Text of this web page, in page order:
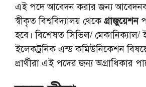
এই পদে আবেদন করার জন্য
স্বীকৃত বিশ্ববিদ্যালয় থেকেগ্রাজুয়েশন
হবে। বিশেষত সিভিল/ মেকানিক্যাল/
ইলেকট্রনিক এন্ড কমিউনিকেশন বিষয়ে
প্রার্থীরা এই পদের জন্য অগ্রাধিকার